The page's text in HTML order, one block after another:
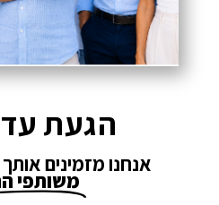
הגעת עד
אנחנו מזמינים
משותפי